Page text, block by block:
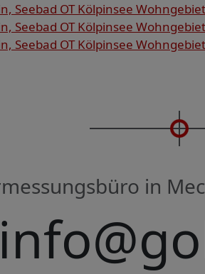
Seebad OT Kölpinsee
Seebad OT Kölpinsee
Seebad OT Kölpinsee
in